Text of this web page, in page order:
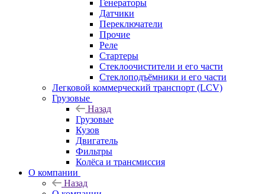
Генераторы
Датчики
Переключатели
Прочие
Реле
Стартеры
Стеклоочистители и его части
Стеклоподъёмники и его части
Легковой коммерческий транспорт (LCV)
Грузовые
Назад
Грузовые
Кузов
Двигатель
Фильтры
Колёса и трансмиссия
О компании
Назад